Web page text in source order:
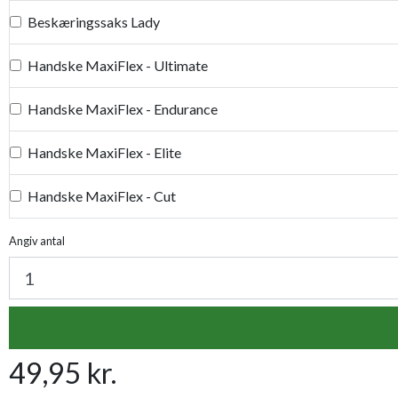
Beskæringssaks Lady
Handske MaxiFlex - Ultimate
Handske MaxiFlex - Endurance
Handske MaxiFlex - Elite
Handske MaxiFlex - Cut
Handske MaxiDry
Plantetorvets grønne vandingspose 75 liter
Premium læder handske Flutter
Angiv antal
49,95 kr.